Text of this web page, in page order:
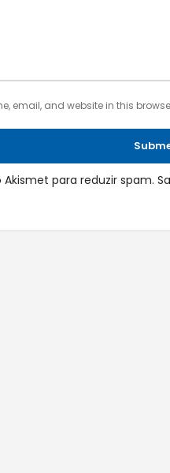
email, and website in this
Akismet para reduzir spam.